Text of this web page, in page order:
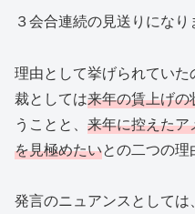
３会合連続の見送りになり
理由として挙げられてい
裁としては来年の賃上げ
うことと、 来年に控えた
を見極めたいとの二つの理
発言のニュアンスとして